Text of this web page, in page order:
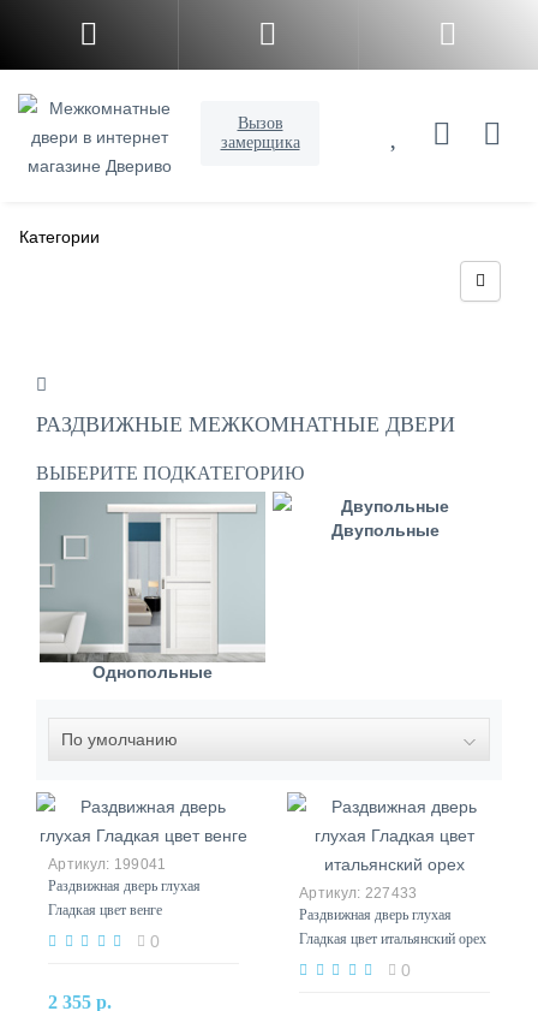
Вызов
замерщика
Категории
РАЗДВИЖНЫЕ МЕЖКОМНАТНЫЕ ДВЕРИ
ВЫБЕРИТЕ ПОДКАТЕГОРИЮ
Однопольные
Двупольные
199041
Раздвижная дверь глухая
Гладкая цвет венге
0
2 355 р.
227433
Раздвижная дверь глухая
Гладкая цвет итальянский орех
0